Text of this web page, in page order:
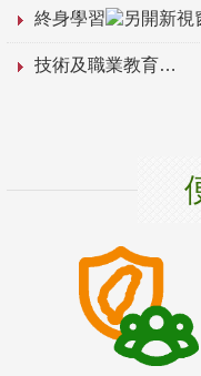
終身學習
技術及職業教育